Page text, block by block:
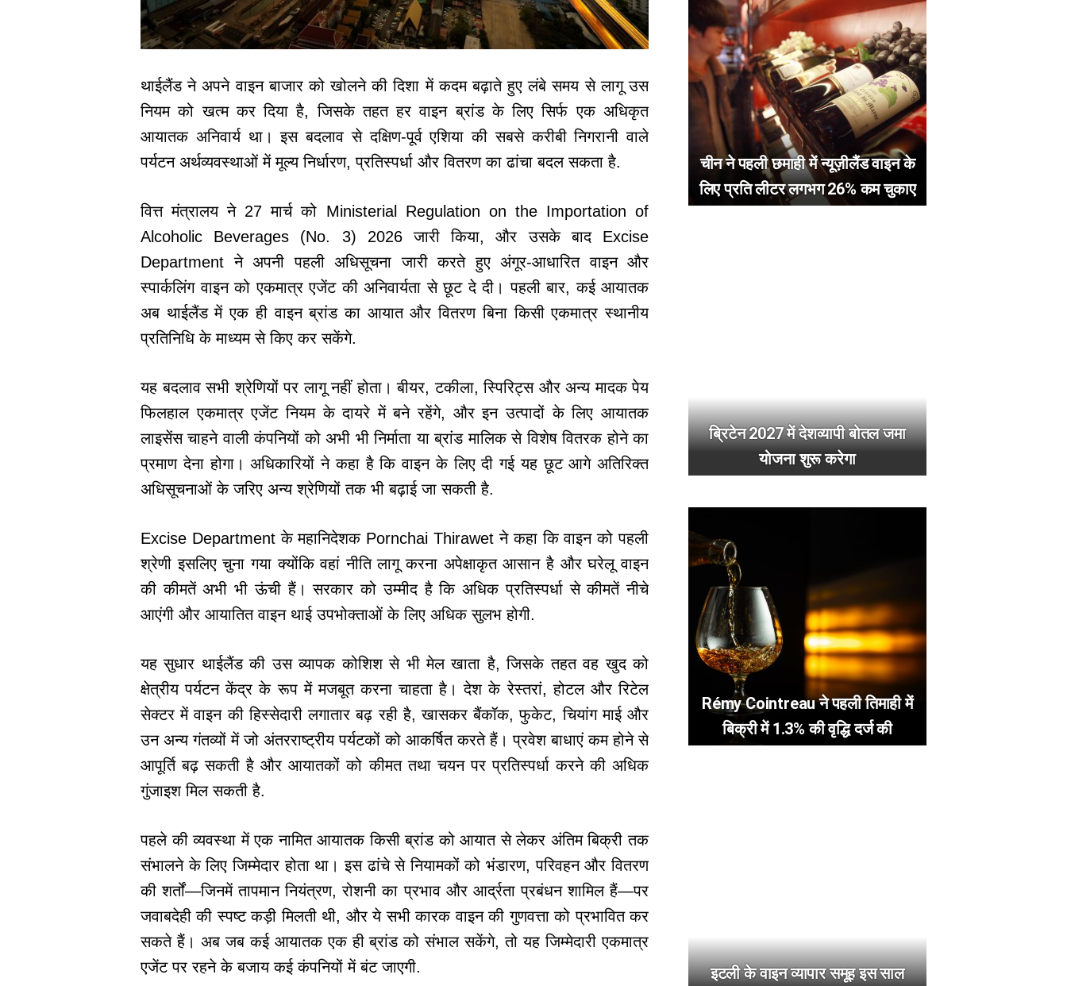
थाईलैंड ने अपने वाइन बाजार को खोलने की दिशा में कदम बढ़ाते हुए लंबे समय से लागू उस
नियम को खत्म कर दिया है, जिसके तहत हर वाइन ब्रांड के लिए सिर्फ एक अधिकृत
आयातक अनिवार्य था। इस बदलाव से दक्षिण-पूर्व एशिया की सबसे करीबी निगरानी वाले
पर्यटन अर्थव्यवस्थाओं में मूल्य निर्धारण, प्रतिस्पर्धा और वितरण का ढांचा बदल सकता है.
वित्त मंत्रालय ने 27 मार्च को Ministerial Regulation on the Importation of
Alcoholic Beverages (No. 3) 2026 जारी किया, और उसके बाद Excise
Department ने अपनी पहली अधिसूचना जारी करते हुए अंगूर-आधारित वाइन और
स्पार्कलिंग वाइन को एकमात्र एजेंट की अनिवार्यता से छूट दे दी। पहली बार, कई आयातक
अब थाईलैंड में एक ही वाइन ब्रांड का आयात और वितरण बिना किसी एकमात्र स्थानीय
प्रतिनिधि के माध्यम से किए कर सकेंगे.
यह बदलाव सभी श्रेणियों पर लागू नहीं होता। बीयर, टकीला, स्पिरिट्स और अन्य मादक पेय
फिलहाल एकमात्र एजेंट नियम के दायरे में बने रहेंगे, और इन उत्पादों के लिए आयातक
लाइसेंस चाहने वाली कंपनियों को अभी भी निर्माता या ब्रांड मालिक से विशेष वितरक होने का
प्रमाण देना होगा। अधिकारियों ने कहा है कि वाइन के लिए दी गई यह छूट आगे अतिरिक्त
अधिसूचनाओं के जरिए अन्य श्रेणियों तक भी बढ़ाई जा सकती है.
Excise Department के महानिदेशक Pornchai Thirawet ने कहा कि वाइन को पहली
श्रेणी इसलिए चुना गया क्योंकि वहां नीति लागू करना अपेक्षाकृत आसान है और घरेलू वाइन
की कीमतें अभी भी ऊंची हैं। सरकार को उम्मीद है कि अधिक प्रतिस्पर्धा से कीमतें नीचे
आएंगी और आयातित वाइन थाई उपभोक्ताओं के लिए अधिक सुलभ होगी.
यह सुधार थाईलैंड की उस व्यापक कोशिश से भी मेल खाता है, जिसके तहत वह खुद को
क्षेत्रीय पर्यटन केंद्र के रूप में मजबूत करना चाहता है। देश के रेस्तरां, होटल और रिटेल
सेक्टर में वाइन की हिस्सेदारी लगातार बढ़ रही है, खासकर बैंकॉक, फुकेट, चियांग माई और
उन अन्य गंतव्यों में जो अंतरराष्ट्रीय पर्यटकों को आकर्षित करते हैं। प्रवेश बाधाएं कम होने से
आपूर्ति बढ़ सकती है और आयातकों को कीमत तथा चयन पर प्रतिस्पर्धा करने की अधिक
गुंजाइश मिल सकती है.
पहले की व्यवस्था में एक नामित आयातक किसी ब्रांड को आयात से लेकर अंतिम बिक्री तक
संभालने के लिए जिम्मेदार होता था। इस ढांचे से नियामकों को भंडारण, परिवहन और वितरण
की शर्तों—जिनमें तापमान नियंत्रण, रोशनी का प्रभाव और आर्द्रता प्रबंधन शामिल हैं—पर
जवाबदेही की स्पष्ट कड़ी मिलती थी, और ये सभी कारक वाइन की गुणवत्ता को प्रभावित कर
सकते हैं। अब जब कई आयातक एक ही ब्रांड को संभाल सकेंगे, तो यह जिम्मेदारी एकमात्र
एजेंट पर रहने के बजाय कई कंपनियों में बंट जाएगी.
चीन ने पहली छमाही में न्यूज़ीलैंड वाइन के
लिए प्रति लीटर लगभग 26% कम चुकाए
ब्रिटेन 2027 में देशव्यापी बोतल जमा
योजना शुरू करेगा
Rémy Cointreau ने पहली तिमाही में
बिक्री में 1.3% की वृद्धि दर्ज की
इटली के वाइन व्यापार समूह इस साल